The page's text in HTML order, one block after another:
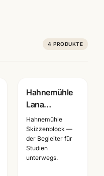
4 PRODUKTE
Hahnemühle
Lana
Skizzenbuch ·
A3/A4/A5
wählbar ·
Zeichenbuch
Hahnemühle
Skizzenblock —
der Begleiter für
Studien
unterwegs.